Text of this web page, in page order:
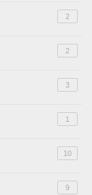
2
2
3
1
10
9